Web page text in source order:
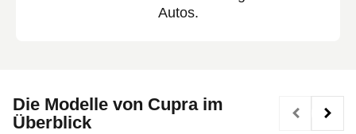
Autos.
Die Modelle von Cupra im
Überblick